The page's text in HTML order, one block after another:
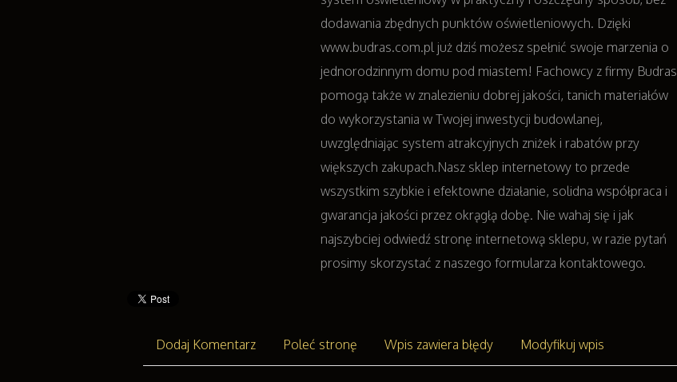
dodawania zbędnych punktów oświetleniowych. Dzięki
www.budras.com.pl już dziś możesz spełnić swoje marzenia o
jednorodzinnym domu pod miastem! Fachowcy z firmy Budras
pomogą także w znalezieniu dobrej jakości, tanich materiałów
do wykorzystania w Twojej inwestycji budowlanej,
uwzględniając system atrakcyjnych zniżek i rabatów przy
większych zakupach.Nasz sklep internetowy to przede
wszystkim szybkie i efektowne działanie, solidna współpraca i
gwarancja jakości przez okrągłą dobę. Nie wahaj się i jak
najszybciej odwiedź stronę internetową sklepu, w razie pytań
prosimy skorzystać z naszego formularza kontaktowego.
Dodaj Komentarz Poleć stronę Wpis zawiera błędy Modyfikuj wpis